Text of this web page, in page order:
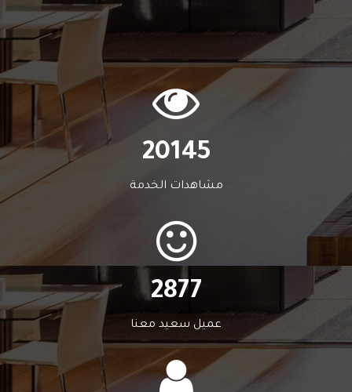
20145
مشاهدات الخدمة
2877
عميل سعيد معنا